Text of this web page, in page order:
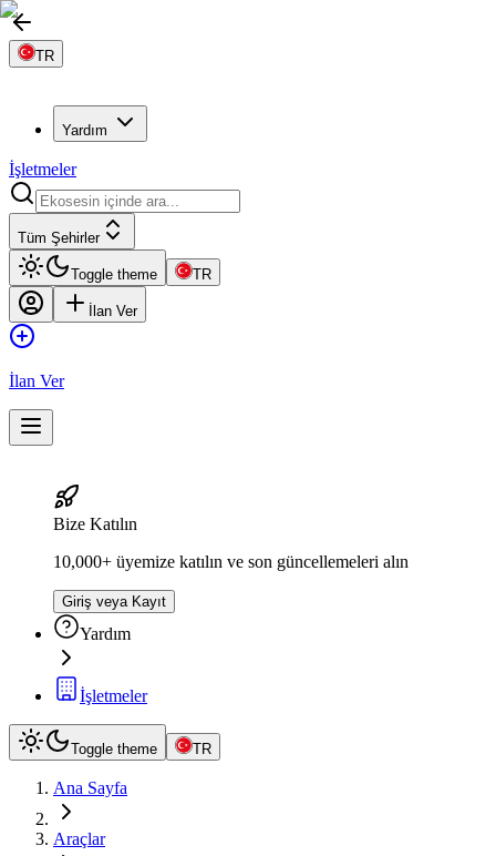
TR
Yardım
İşletmeler
Tüm Şehirler
Toggle theme TR
İlan Ver
İlan Ver
Bize Katılın
10,000+ üyemize katılın ve son güncellemeleri alın
Giriş veya Kayıt
Yardım
İşletmeler
Toggle theme TR
Ana Sayfa
Araçlar